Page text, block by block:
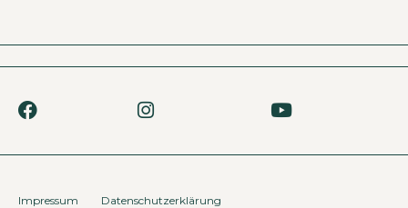
Impressum Datenschutzerklärung